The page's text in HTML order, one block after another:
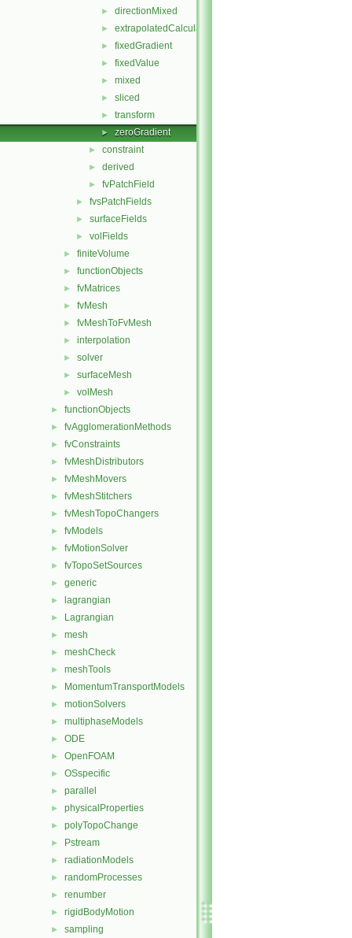
► directionMixed
► extrapolatedCalculated
► fixedGradient
► fixedValue
► mixed
► sliced
► transform
► zeroGradient
► constraint
► derived
► fvPatchField
► fvsPatchFields
► surfaceFields
► volFields
► finiteVolume
► functionObjects
► fvMatrices
► fvMesh
► fvMeshToFvMesh
► interpolation
► solver
► surfaceMesh
► volMesh
► functionObjects
► fvAgglomerationMethods
► fvConstraints
► fvMeshDistributors
► fvMeshMovers
► fvMeshStitchers
► fvMeshTopoChangers
► fvModels
► fvMotionSolver
► fvTopoSetSources
► generic
► lagrangian
► Lagrangian
► mesh
► meshCheck
► meshTools
► MomentumTransportModels
► motionSolvers
► multiphaseModels
► ODE
► OpenFOAM
► OSspecific
► parallel
► physicalProperties
► polyTopoChange
► Pstream
► radiationModels
► randomProcesses
► renumber
► rigidBodyMotion
► sampling